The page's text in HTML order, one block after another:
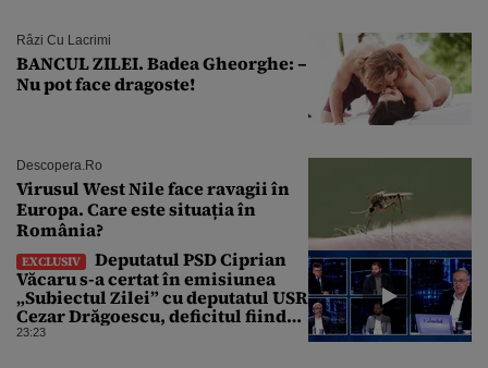
Râzi Cu Lacrimi
BANCUL ZILEI. Badea Gheorghe: –
Nu pot face dragoste!
Descopera.ro
Virusul West Nile face ravagii în
Europa. Care este situația în
România?
EXCLUSIV
Deputatul PSD Ciprian
Văcaru s-a certat în emisiunea
„Subiectul Zilei” cu deputatul USR
Cezar Drăgoescu, deficitul fiind
motivul scandalului
23:23